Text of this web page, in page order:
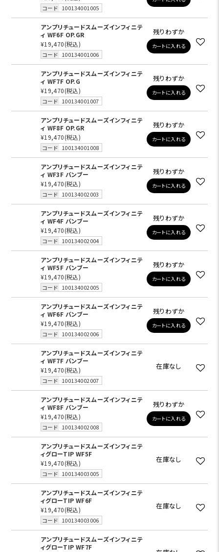
コード 100134001005
アンプリチュードスムーズインフィニテ
ィ WF6F OP.GR
¥19,470(税込)
コード 100134001006
残りわずか
カートに入れる
アンプリチュードスムーズインフィニテ
ィ WF7F OP.G
¥19,470(税込)
コード 100134001007
残りわずか
カートに入れる
アンプリチュードスムーズインフィニテ
ィ WF8F OP.GR
¥19,470(税込)
コード 100134001008
残りわずか
カートに入れる
アンプリチュードスムーズインフィニテ
ィ WF3F バンブー
¥19,470(税込)
コード 100134002003
残りわずか
カートに入れる
アンプリチュードスムーズインフィニテ
ィ WF4F バンブー
¥19,470(税込)
コード 100134002004
残りわずか
カートに入れる
アンプリチュードスムーズインフィニテ
ィ WF5F バンブー
¥19,470(税込)
コード 100134002005
残りわずか
カートに入れる
アンプリチュードスムーズインフィニテ
ィ WF6F バンブー
¥19,470(税込)
コード 100134002006
残りわずか
カートに入れる
アンプリチュードスムーズインフィニテ
ィ WF7F バンブー
¥19,470(税込)
コード 100134002007
在庫なし
アンプリチュードスムーズインフィニテ
ィ WF8F バンブー
¥19,470(税込)
コード 100134002008
残りわずか
カートに入れる
アンプリチュードスムーズインフィニテ
ィグローTIP WF5F
¥19,470(税込)
コード 100134003005
在庫なし
アンプリチュードスムーズインフィニテ
ィグローTIP WF6F
¥19,470(税込)
コード 100134003006
在庫なし
アンプリチュードスムーズインフィニテ
ィグローTIP WF7F